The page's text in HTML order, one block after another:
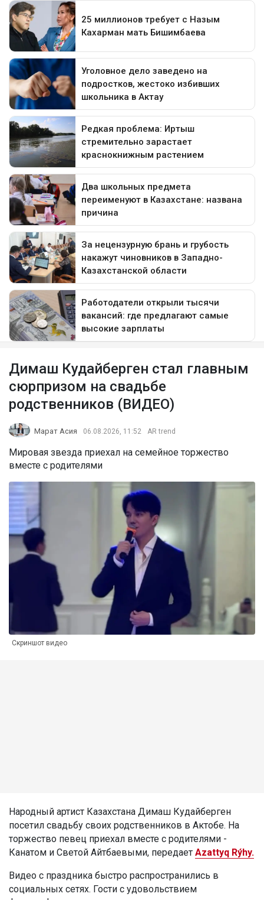
Димаш Кудайберген стал главным
сюрпризом на свадьбе
родственников (ВИДЕО)
Марат Асия 06.08.2026, 11:52 AR trend
Мировая звезда приехал на семейное торжество
вместе с родителями
Скриншот видео
Народный артист Казахстана Димаш Кудайберген
посетил свадьбу своих родственников в Актобе. На
торжество певец приехал вместе с родителями -
Канатом и Светой Айтбаевыми, передает Azattyq Rýhy.
Видео с праздника быстро распространились в
социальных сетях. Гости с удовольствием